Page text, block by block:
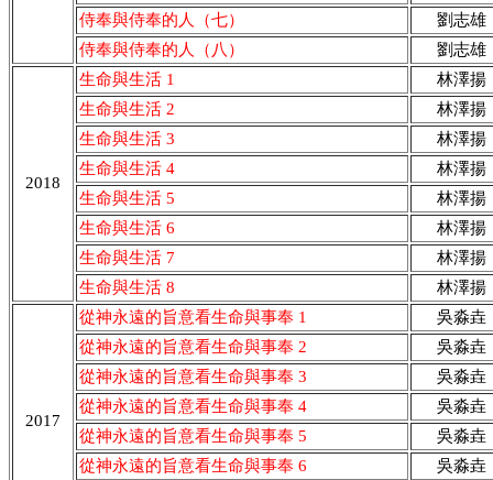
侍奉與侍奉的人（七）
劉志雄
侍奉與侍奉的人（八）
劉志雄
2018
生命與生活 1
林澤揚
生命與生活 2
林澤揚
生命與生活 3
林澤揚
生命與生活 4
林澤揚
生命與生活 5
林澤揚
生命與生活 6
林澤揚
生命與生活 7
林澤揚
生命與生活 8
林澤揚
2017
從神永遠的旨意看生命與事奉 1
吳淼垚
從神永遠的旨意看生命與事奉 2
吳淼垚
從神永遠的旨意看生命與事奉 3
吳淼垚
從神永遠的旨意看生命與事奉 4
吳淼垚
從神永遠的旨意看生命與事奉 5
吳淼垚
從神永遠的旨意看生命與事奉 6
吳淼垚